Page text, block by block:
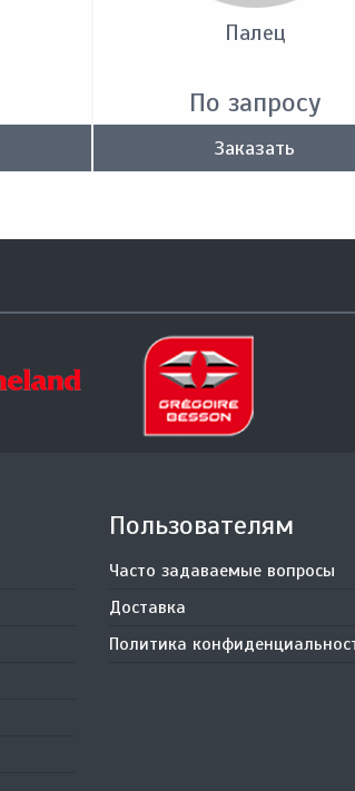
Палец
По запросу
Заказать
Пользователям
Часто задаваемые вопросы
Доставка
Политика